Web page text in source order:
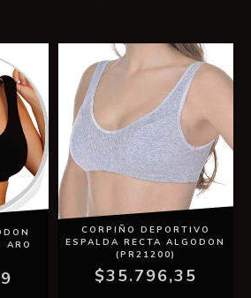
ARO
CORPIÑO DEPORTIVO
ESPALDA RECTA ALGODON
(PR21200)
$35.796,35